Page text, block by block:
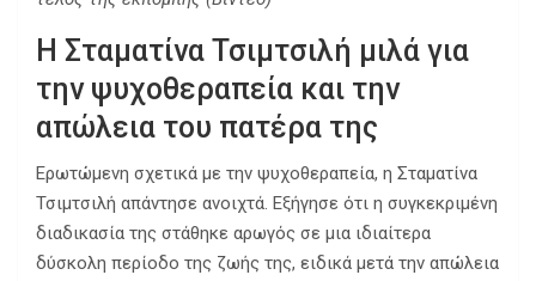
Η Σταματίνα Τσιμτσιλή μιλά για
την ψυχοθεραπεία και την
απώλεια του πατέρα της
Ερωτώμενη σχετικά με την ψυχοθεραπεία, η Σταματίνα
Τσιμτσιλή απάντησε ανοιχτά. Εξήγησε ότι η συγκεκριμένη
διαδικασία της στάθηκε αρωγός σε μια ιδιαίτερα
δύσκολη περίοδο της ζωής της, ειδικά μετά την απώλεια